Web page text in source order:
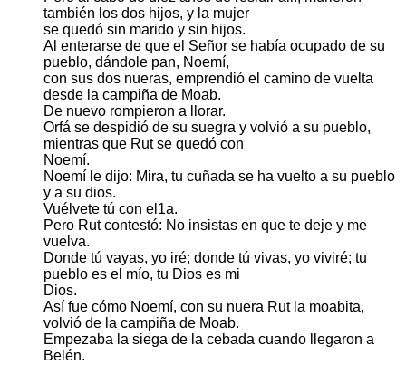
también los dos hijos, y la mujer
se quedó sin marido y sin hijos.
Al enterarse de que el Señor se había ocupado de su
pueblo, dándole pan, Noemí,
con sus dos nueras, emprendió el camino de vuelta
desde la campiña de Moab.
De nuevo rompieron a llorar.
Orfá se despidió de su suegra y volvió a su pueblo,
mientras que Rut se quedó con
Noemí.
Noemí le dijo: Mira, tu cuñada se ha vuelto a su pueblo
y a su dios.
Vuélvete tú con el1a.
Pero Rut contestó: No insistas en que te deje y me
vuelva.
Donde tú vayas, yo iré; donde tú vivas, yo viviré; tu
pueblo es el mío, tu Dios es mi
Dios.
Así fue cómo Noemí, con su nuera Rut la moabita,
volvió de la campiña de Moab.
Empezaba la siega de la cebada cuando llegaron a
Belén.